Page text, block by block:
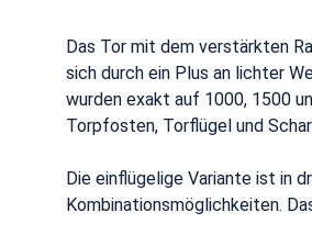
Das Tor mit dem verstärkten
sich durch ein Plus an lichter
wurden exakt auf 1000, 1500
Torpfosten, Torflügel und
Die einflügelige Variante ist in
Kombinationsmöglichkeiten.